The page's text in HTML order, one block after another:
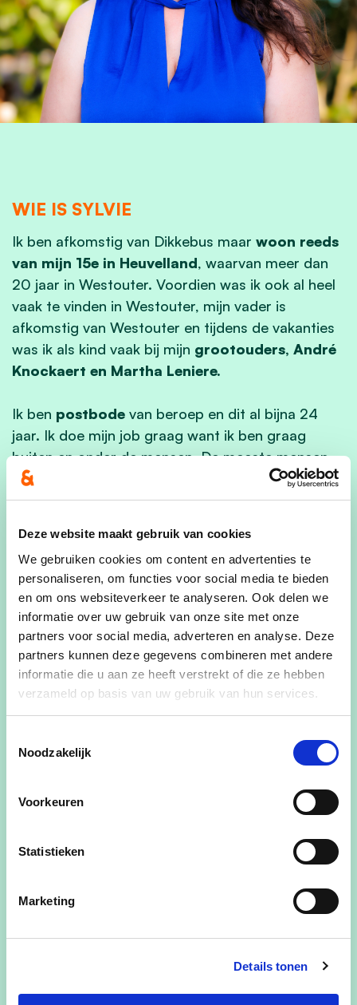
Deze website maakt gebruik van cookies
We gebruiken cookies om content en advertenties te
personaliseren, om functies voor social media te bieden
en om ons websiteverkeer te analyseren. Ook delen we
informatie over uw gebruik van onze site met onze
partners voor social media, adverteren en analyse. Deze
partners kunnen deze gegevens combineren met andere
informatie die u aan ze heeft verstrekt of die ze hebben
verzameld op basis van uw gebruik van hun services.
Noodzakelijk
Voorkeuren
Statistieken
Marketing
Details tonen
WIE IS SYLVIE
Ik ben afkomstig van Dikkebus maar woon reeds
van mijn 15e in Heuvelland, waarvan meer dan
20 jaar in Westouter. Voordien was ik ook al heel
vaak te vinden in Westouter, mijn vader is
afkomstig van Westouter en tijdens de vakanties
was ik als kind vaak bij mijn grootouders, André
Knockaert en Martha Leniere.
Ik ben postbode van beroep en dit al bijna 24
jaar. Ik doe mijn job graag want ik ben graag
buiten en onder de mensen. De meeste mensen
hebben ook wel een vertrouwensrelatie met hun
facteur.
Ik ben al 20 jaar samen metNicolas Parmentier
die afkomstig is van Nieuwkerke. We zijn
ondertussen al 14 jaar getrouwd en hebben
samen 2 kinderen, Lore (18jaar) en Joren (15jaar).
Mijn man voetbalde vroeger bijFC Westouter.
Joren voetbalt momenteel bij de U17 van
SKR/FCW. Lore zwemt competitie bij de Ieperse
zwemclub ISWIM. In september studeert ze
verder te Gent (biomedische wetenschappen),
Joren gaat naar het 5e middelbaar
supporteren bij het voetbal of op de
bak ik graag.
raadslid voor het “bijzonder comité
voor de sociale dienst (BCSD).
We wonen in een
betere communicatie, inspraak en wederzijds
respect we veel kunnen verbeteren.